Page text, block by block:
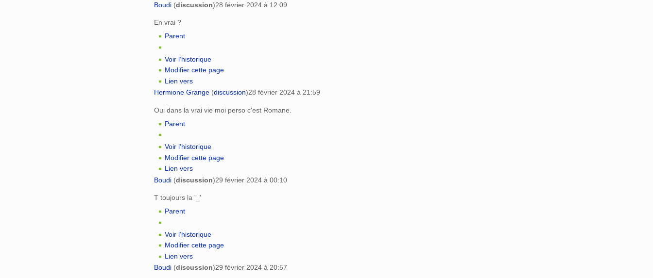
Boudi (discussion)28 février 2024 à 12:09
En vrai ?
Parent
Voir l’historique
Modifier cette page
Lien vers
Hermione Grange (discussion)28 février 2024 à 21:59
Oui dans la vrai vie moi perso c'est Romane.
Parent
Voir l’historique
Modifier cette page
Lien vers
Boudi (discussion)29 février 2024 à 00:10
T toujours la '_'
Parent
Voir l’historique
Modifier cette page
Lien vers
Boudi (discussion)29 février 2024 à 20:57